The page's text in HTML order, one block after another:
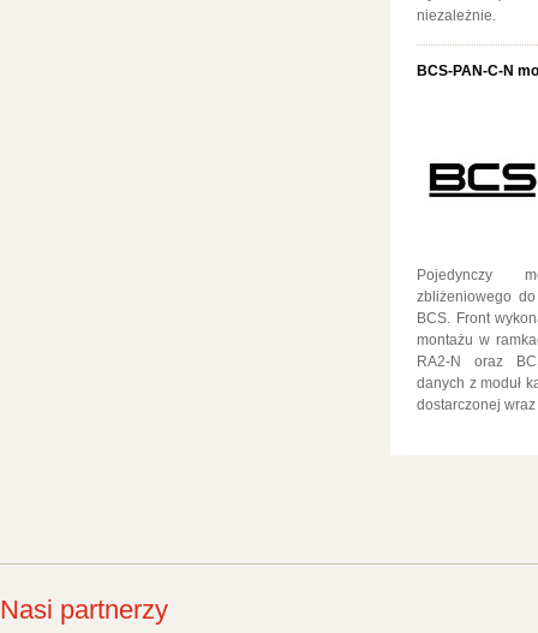
niezależnie.
BCS-PAN-C-N
Pojedynczy
zbliżeniowego
BCS. Front
montażu w
RA2-N oraz
danych z moduł
dostarczonej wraz
Nasi partnerzy